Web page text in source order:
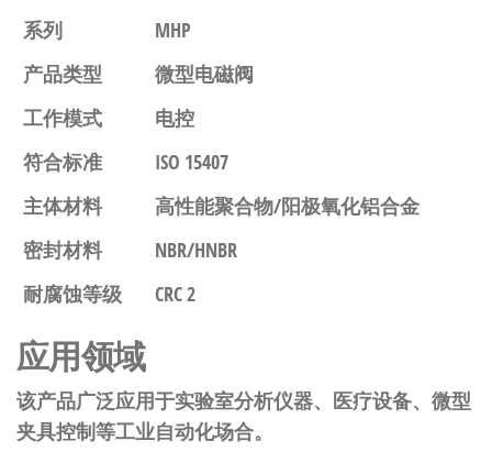
系列
MHP
产品类型
微型电磁阀
工作模式
电控
符合标准
ISO 15407
主体材料
高性能聚合物/阳极氧化铝合金
密封材料
NBR/HNBR
耐腐蚀等级
CRC 2
应用领域
该产品广泛应用于实验室分析仪器、医疗设备、微型
夹具控制等工业自动化场合。